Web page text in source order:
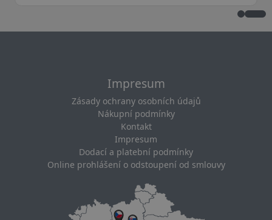
Impresum
Zásady ochrany osobních údajů
Nákupní podmínky
Kontakt
Impresum
Dodací a platební podmínky
Online prohlášení o odstoupení od smlouvy